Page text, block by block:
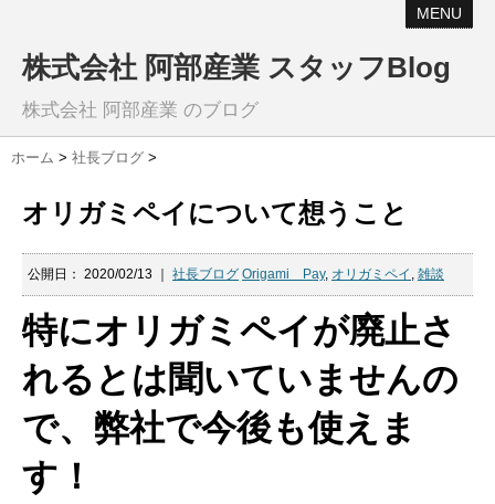
MENU
株式会社 阿部産業 スタッフBlog
株式会社 阿部産業 のブログ
ホーム > 社長ブログ >
オリガミペイについて想うこと
公開日： 2020/02/13 社長ブログ Origami Pay, オリガミペイ , 雑談
特にオリガミペイが廃止さ
れるとは聞いていませんの
で、弊社で今後も使えま
す！